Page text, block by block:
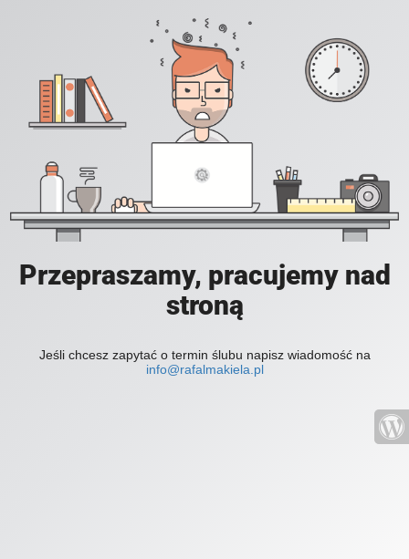
Przepraszamy, pracujemy nad
stroną
Jeśli chcesz zapytać o termin ślubu napisz wiadomość na
info@rafalmakiela.pl